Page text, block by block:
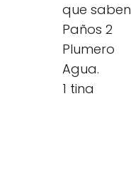
que saben
Paños 2
Plumero
Agua.
1 tina